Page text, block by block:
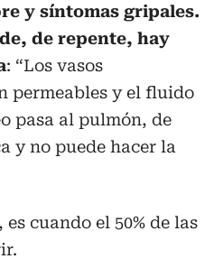
y síntomas gripales.
de repente, hay
: “Los vasos
permeables y el fluido
pasa al pulmón, de
y no puede hacer la
cuando el 50% de las